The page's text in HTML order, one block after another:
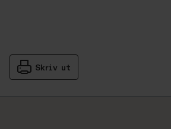
Skriv ut